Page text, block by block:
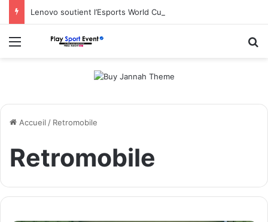
Menu
Accueil / Retromobile
Retromobile